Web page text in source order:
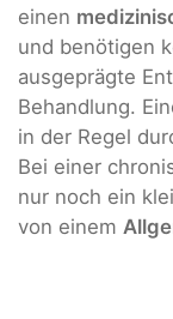
einen
und benötigen
ausgeprägte
Behandlung.
in der Regel
Bei einer
nur noch ein
von einem